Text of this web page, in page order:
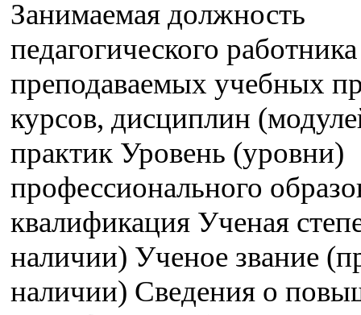
Занимаемая должность
педагогического
преподаваемых учебных
курсов, дисциплин
практик Уровень (уровни)
профессионального
квалификация Ученая
наличии) Ученое звание
наличии) Сведения о